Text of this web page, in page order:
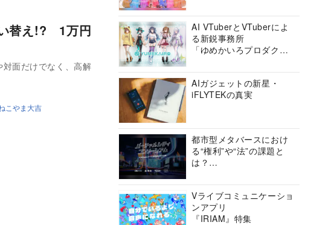
い替え!? 1万円
面だけでなく、高解
こやま大吉
AI VTuberとVTuberによ
る新鋭事務所
「ゆめかいろプロダクシ
AIガジェットの新星・
iFLYTEKの真実
都市型メタバースにおけ
る“権利”や“法”の課題と
は？
ーシアムの挑戦に迫る
Vライブコミュニケーショ
ンアプリ
『IRIAM』特集